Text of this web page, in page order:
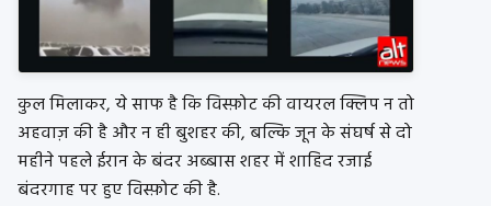
कुल मिलाकर, ये साफ है कि विस्फ़ोट की वायरल क्लिप न तो
अहवाज़ की है और न ही बुशहर की, बल्कि जून के संघर्ष से दो
महीने पहले ईरान के बंदर अब्बास शहर में शाहिद रजाई
बंदरगाह पर हुए विस्फ़ोट की है.